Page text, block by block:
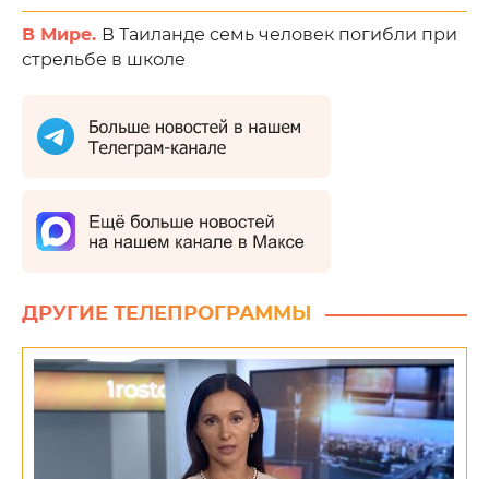
В Мире. В Таиланде семь человек погибли при
стрельбе в школе
ДРУГИЕ ТЕЛЕПРОГРАММЫ